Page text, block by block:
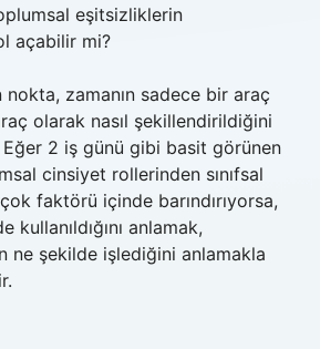
eşitsizliklerin
açabilir mi?
zamanın sadece bir araç
olarak nasıl şekillendirildiğini
2 iş günü gibi basit görünen
cinsiyet rollerinden sınıfsal
faktörü içinde barındırıyorsa,
kullanıldığını anlamak,
ne şekilde işlediğini anlamakla